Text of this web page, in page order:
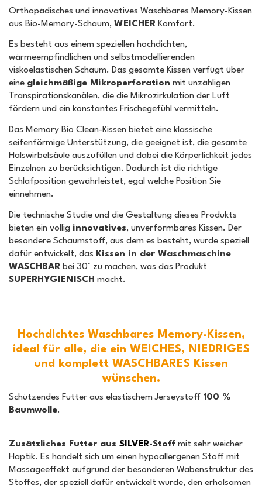
Orthopädisches und innovatives Waschbares Memory-Kissen
aus Bio-Memory-Schaum, WEICHER Komfort.
Es besteht aus einem speziellen hochdichten,
wärmeempfindlichen und selbstmodellierenden
viskoelastischen Schaum. Das gesamte Kissen verfügt über
eine gleichmäßige Mikroperforation mit unzähligen
Transpirationskanälen, die die Mikrozirkulation der Luft
fördern und ein konstantes Frischegefühl vermitteln.
Das Memory Bio Clean-Kissen bietet eine klassische
seifenförmige Unterstützung, die geeignet ist, die gesamte
Halswirbelsäule auszufüllen und dabei die Körperlichkeit jedes
Einzelnen zu berücksichtigen. Dadurch ist die richtige
Schlafposition gewährleistet, egal welche Position Sie
einnehmen.
Die technische Studie und die Gestaltung dieses Produkts
bieten ein völlig innovatives, unverformbares Kissen. Der
besondere Schaumstoff, aus dem es besteht, wurde speziell
dafür entwickelt, das Kissen in der Waschmaschine
WASCHBAR bei 30° zu machen, was das Produkt
SUPERHYGIENISCH macht.
Hochdichtes Waschbares Memory-Kissen,
ideal für alle, die ein WEICHES, NIEDRIGES
und komplett WASCHBARES Kissen
wünschen.
Schützendes Futter aus elastischem Jerseystoff 100 %
Baumwolle.
Zusätzliches Futter aus SILVER-Stoff mit sehr weicher
Haptik. Es handelt sich um einen hypoallergenen Stoff mit
Massageeffekt aufgrund der besonderen Wabenstruktur des
Stoffes, der speziell dafür entwickelt wurde, den erholsamen